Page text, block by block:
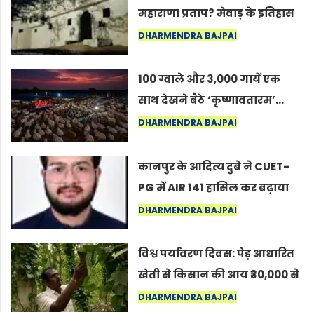
महाराणा प्रताप? मेवाड़ के इतिहास
का वह अनकहा अध्याय जो आज भी
DHARMENDRA BAJPAI
100 ग्वाले और 3,000 गायें एक
साथ देखने बैठे ‘कृष्णावतारम’…
नागपुर में दिखा ऐसा नज़ारा कि
कर सकते हैं”
DHARMENDRA BAJPAI
कानपुर के आदित्य दुबे ने CUET-
PG में AIR 141 हासिल कर बढ़ाया
शहर का मान
DHARMENDRA BAJPAI
विश्व पर्यावरण दिवस: पेड़ आधारित
खेती से किसान की आय ₹30,000 से
बढ़कर ₹3 लाख प्रति एकड़ हुई
DHARMENDRA BAJPAI